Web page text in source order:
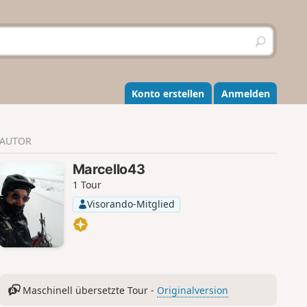
S
u
h
e
n
Konto erstellen Anmelden
AUTOR
Marcello43
1 Tour
Visorando-Mitglied
Maschinell übersetzte Tour - Originalversion